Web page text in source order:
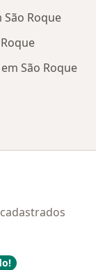
Roque
São Roque